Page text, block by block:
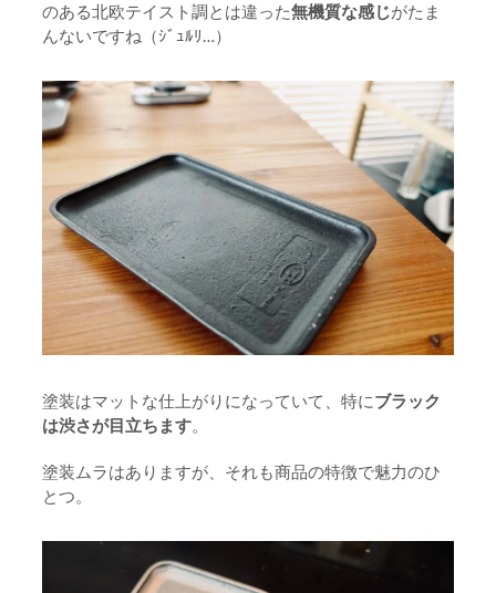
のある北欧テイスト調とは違った無機質な感じがたま
んないですね（ｼﾞｭﾙﾘ…）
塗装はマットな仕上がりになっていて、特にブラック
は渋さが目立ちます。
塗装ムラはありますが、それも商品の特徴で魅力のひ
とつ。